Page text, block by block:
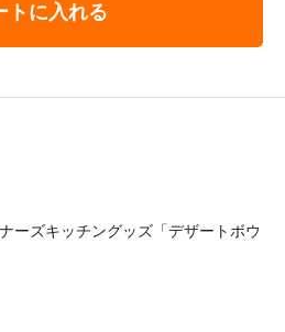
トに入れる
ーズキッチングッズ「デザートボウ